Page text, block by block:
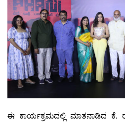
ಈ ಕಾರ್ಯಕ್ರಮದಲ್ಲಿ ಮಾತನಾಡಿದ ಕೆ.